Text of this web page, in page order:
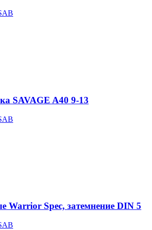
SAVAGE A40 9-13
Warrior Spec, затемнение DIN 5